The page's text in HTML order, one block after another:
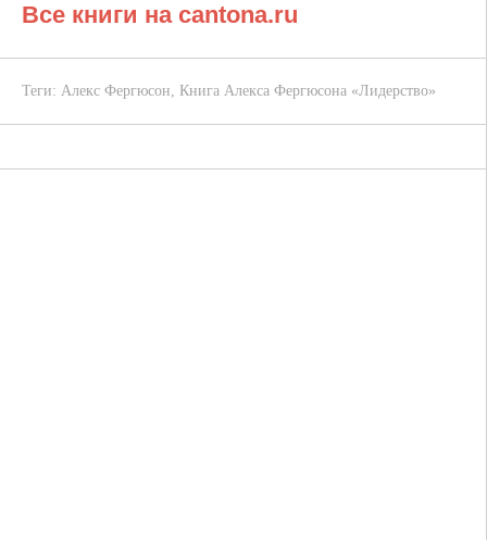
Все книги на cantona.ru
Теги: Алекс Фергюсон, Книга Алекса Фергюсона «Лидерство»